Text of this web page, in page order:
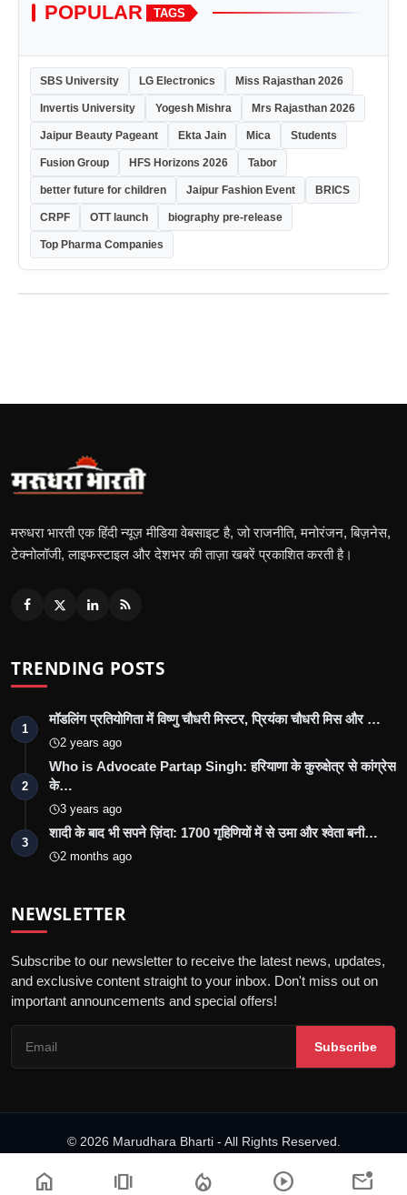
POPULAR TAGS
SBS University LG Electronics Miss Rajasthan 2026
Invertis University Yogesh Mishra Mrs Rajasthan 2026
Jaipur Beauty Pageant Ekta Jain Mica Students
Fusion Group HFS Horizons 2026 Tabor
better future for children Jaipur Fashion Event BRICS
CRPF OTT launch biography pre-release
Top Pharma Companies
मरुधरा भारती एक हिंदी न्यूज़ मीडिया वेबसाइट है, जो राजनीति, मनोरंजन, बिज़नेस,
टेक्नोलॉजी, लाइफस्टाइल और देशभर की ताज़ा खबरें प्रकाशित करती है।
TRENDING POSTS
1
मॉडलिंग प्रतियोगिता में विष्णु चौधरी मिस्टर, प्रियंका चौधरी मिस और …
2 years ago
2
Who is Advocate Partap Singh: हरियाणा के कुरुक्षेत्र से कांग्रेस
के…
3 years ago
3
शादी के बाद भी सपने ज़िंदा: 1700 गृहिणियों में से उमा और श्वेता बनी…
2 months ago
NEWSLETTER
Subscribe to our newsletter to receive the latest news, updates,
and exclusive content straight to your inbox. Don't miss out on
important announcements and special offers!
Subscribe
© 2026 Marudhara Bharti - All Rights Reserved.
डिजिटल समाचार वेबसाइटों के लिए आचार संहितापीआर न्यूज़वायर
home amp_stories local_fire_department play_circle mark_email_unread